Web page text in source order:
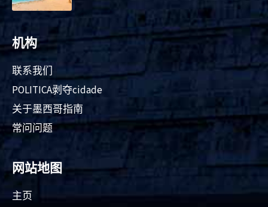
机构
联系我们
POLITICA剥夺cidade
关于墨西哥指南
常问问题
网站地图
主页